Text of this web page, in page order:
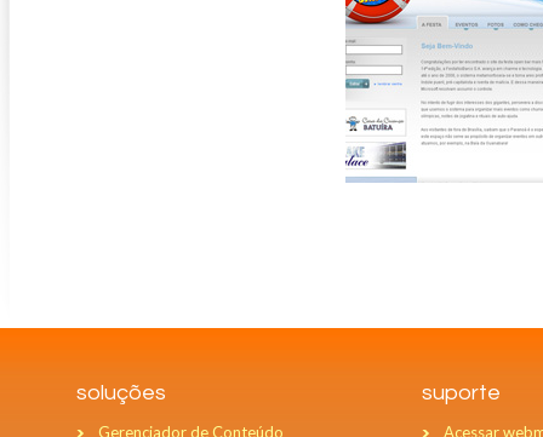
soluções
Gerenciador de Conteúdo
suporte
Acessar